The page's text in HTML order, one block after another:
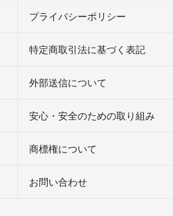
プライバシーポリシー
特定商取引法に基づく表記
外部送信について
安心・安全のための取り組み
商標権について
お問い合わせ